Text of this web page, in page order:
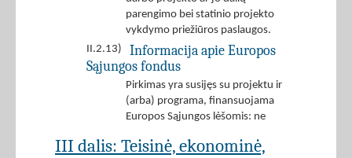
parengimo bei statinio projekto
vykdymo priežiūros paslaugos.
II.2.13)
Informacija apie Europos
Sąjungos fondus
Pirkimas yra susijęs su projektu ir
(arba) programa, finansuojama
Europos Sąjungos lėšomis: ne
III dalis: Teisinė, ekonominė,